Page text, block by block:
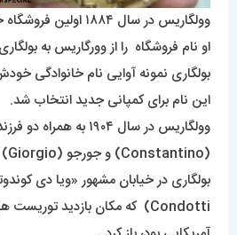
وولگاریس در سال ۱۸۸۴ اولین فروشگاه خود را در رم باز کرد.
او نام فروشگاه را از وورگاریس به بولگاری (Bulgari) تغییر داد.
بولگاری نمونه آوایی نام خانوادگی خودش
این نام برای کمپانی جدید انتخاب شد.
وولگاریس در سال ۱۹۰۴ به